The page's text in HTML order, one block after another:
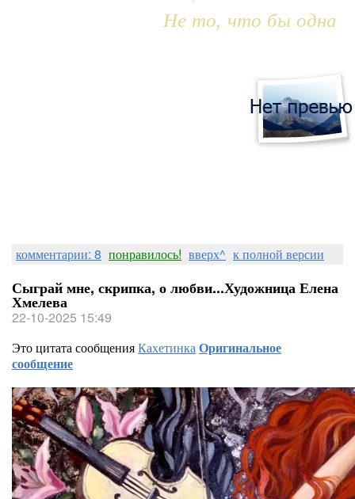
Не то, что бы одна
комментарии: 8 понравилось! вверх^ к полной версии
Сыграй мне, скрипка, о любви...Художница Елена
Хмелева
22-10-2025 15:49
Это цитата сообщенияКахетинкаОригинальное
сообщение